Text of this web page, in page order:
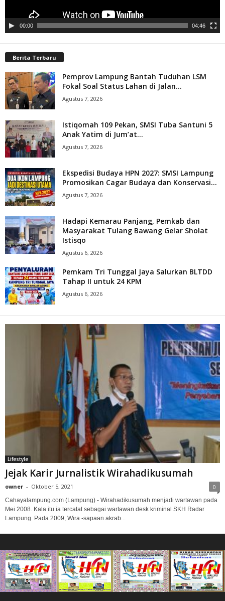
00:00 04:46
Berita Terbaru
Pemprov Lampung Bantah Tuduhan LSM
Fokal Soal Status Lahan di Jalan...
Agustus 7, 2026
Istiqomah 109 Pekan, SMSI Tuba Santuni 5
Anak Yatim di Jum’at...
Agustus 7, 2026
Ekspedisi Budaya HPN 2027: SMSI Lampung
Promosikan Cagar Budaya dan Konservasi...
Agustus 7, 2026
Hadapi Kemarau Panjang, Pemkab dan
Masyarakat Tulang Bawang Gelar Sholat
Istisqo
Agustus 6, 2026
Pemkam Tri Tunggal Jaya Salurkan BLTDD
Tahap II untuk 24 KPM
Agustus 6, 2026
Lifestyle
Jejak Karir Jurnalistik Wirahadikusumah
owner - Oktober 5, 2021 0
Cahayalampung.com (Lampung) - Wirahadikusumah menjadi wartawan pada
Mei 2008. Kala itu ia tercatat sebagai wartawan desk kriminal SKH Radar
Lampung. Pada 2009, Wira -sapaan akrab...